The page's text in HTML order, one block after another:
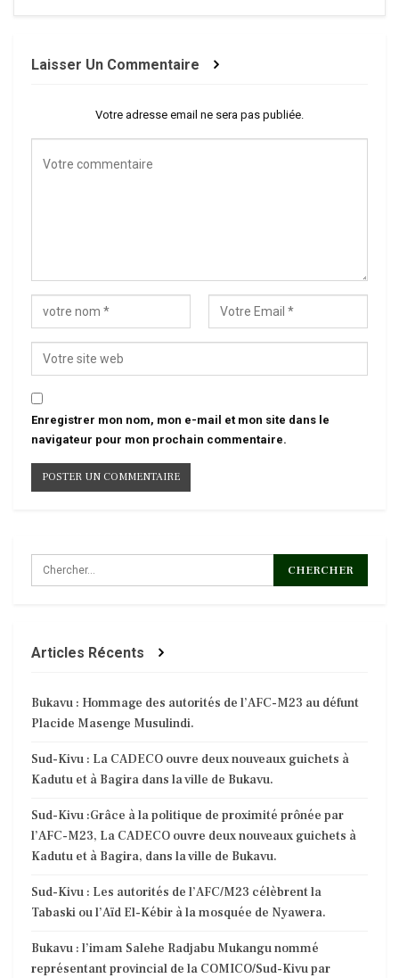
Laisser Un Commentaire
Votre adresse email ne sera pas publiée.
Enregistrer mon nom, mon e-mail et mon site dans le
navigateur pour mon prochain commentaire.
Articles Récents
Bukavu : Hommage des autorités de l’AFC-M23 au défunt
Placide Masenge Musulindi.
Sud-Kivu : La CADECO ouvre deux nouveaux guichets à
Kadutu et à Bagira dans la ville de Bukavu.
Sud-Kivu :Grâce à la politique de proximité prônée par
l’AFC-M23, La CADECO ouvre deux nouveaux guichets à
Kadutu et à Bagira, dans la ville de Bukavu.
Sud-Kivu : Les autorités de l’AFC/M23 célèbrent la
Tabaski ou l’Aïd El-Kébir à la mosquée de Nyawera.
Bukavu : l’imam Salehe Radjabu Mukangu nommé
représentant provincial de la COMICO/Sud-Kivu par